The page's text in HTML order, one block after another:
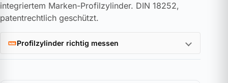
integriertem Marken-Profilzylinder. DIN 18252,
patentrechtlich geschützt.
Profilzylinder richtig messen